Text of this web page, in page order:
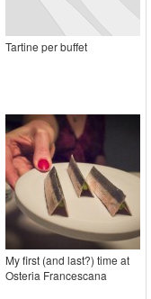
Tartine per buffet
My first (and last?) time at
Osteria Francescana